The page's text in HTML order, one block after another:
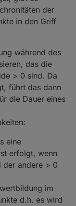
der
in den Griff
während des
das die
> 0 sind. Da
führt das dann
die Dauer eines
eine
erfolgt, wenn
der andere > 0
im
d.h. es wird